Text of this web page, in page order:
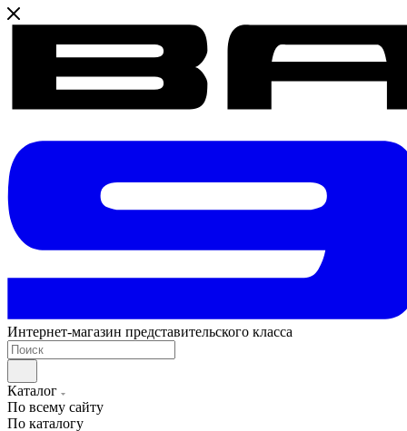
Интернет-магазин представительского класса
Каталог
По всему сайту
По каталогу